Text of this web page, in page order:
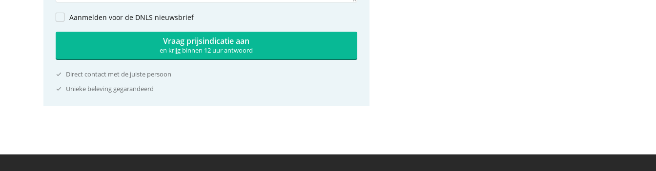
Aanmelden voor de DNLS nieuwsbrief
Vraag prijsindicatie aan
en krijg binnen 12 uur antwoord
Direct contact met de juiste persoon
Unieke beleving gegarandeerd